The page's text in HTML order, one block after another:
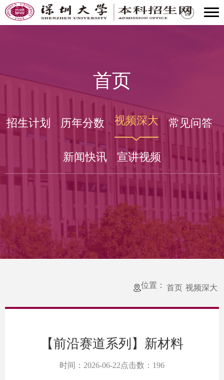
首页
招生计划 历年分数 视频深大 常见问答
新闻快讯 宣讲视频
位置： 首页 视频深大
【前沿赛道系列】新材料
时间：2026-06-22点击数： 196